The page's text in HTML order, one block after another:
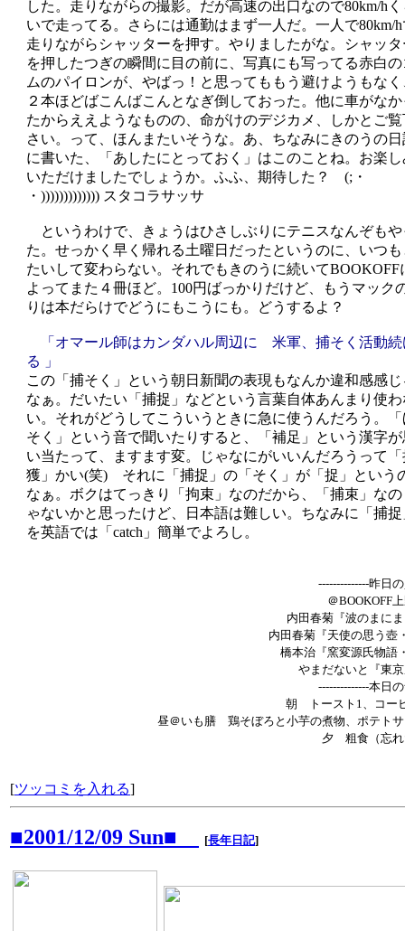
した。走りながらの撮影。だが高速の出口なので80km/h
いで走ってる。さらには通勤はまず一人だ。一人で80km/h
走りながらシャッターを押す。やりましたがな。シャッタ
を押したつぎの瞬間に目の前に、写真にも写ってる赤白の
ムのパイロンが、やばっ！と思ってももう避けようもなく
２本ほどばこんばこんとなぎ倒しておった。他に車がなか
たからええようなものの、命がけのデジカメ、しかとご覧
さい。って、ほんまたいそうな。あ、ちなみにきのうの日
に書いた、「あしたにとっておく」はこのことね。お楽し
いただけましたでしょうか。ふふ、期待した？ (;・
・))))))))))))) スタコラサッサ
というわけで、きょうはひさしぶりにテニスなんぞもや
た。せっかく早く帰れる土曜日だったというのに、いつも
たいして変わらない。それでもきのうに続いてBOOKOFF
よってまた４冊ほど。100円ばっかりだけど、もうマック
りは本だらけでどうにもこうにも。どうするよ？
「オマール師はカンダハル周辺に 米軍、捕そく活動続
る 」
この「捕そく」という朝日新聞の表現もなんか違和感感じ
なぁ。だいたい「捕捉」などという言葉自体あんまり使わ
い。それがどうしてこういうときに急に使うんだろう。「
そく」という音で聞いたりすると、「補足」という漢字が
い当たって、ますます変。じゃなにがいいんだろうって「
獲」かい(笑) それに「捕捉」の「そく」が「捉」という
なぁ。ボクはてっきり「拘束」なのだから、「捕束」なの
ゃないかと思ったけど、日本語は難しい。ちなみに「捕捉
を英語では「catch」簡単でよろし。
--------------昨日
＠BOOKOFF
内田春菊『波のまに
内田春菊『天使の思う壺
橋本治『窯変源氏物語
やまだないと『東
--------------本日
朝 トースト1、コー
昼＠いも膳 鶏そぼろと小芋の煮物、ポテト
夕 粗食（忘れ
[ツッコミを入れる]
■2001/12/09 Sun■ [長年日記]